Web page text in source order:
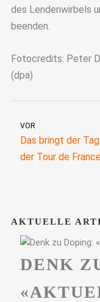
des Lendenwirbels
beenden.
Fotocredits: Peter
(dpa)
VOR
Das bringt der
der Tour de
AKTUELLE
DENK